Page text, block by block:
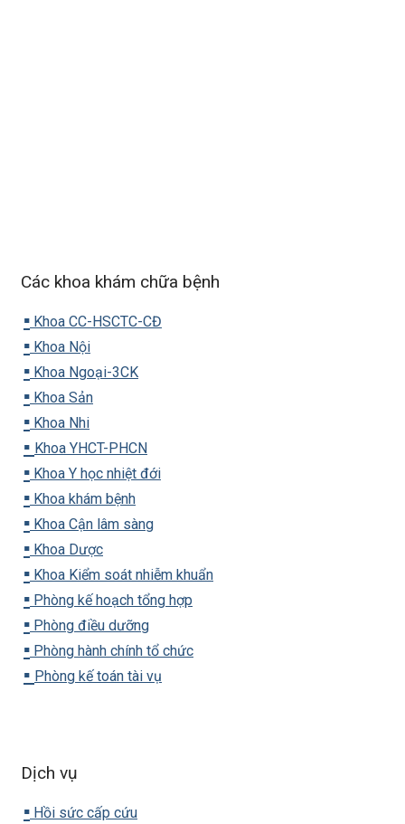
Các khoa khám chữa bệnh
▪️ Khoa CC-HSCTC-CĐ
▪️ Khoa Nội
▪️ Khoa Ngoại-3CK
▪️ Khoa Sản
▪️ Khoa Nhi
▪️ Khoa YHCT-PHCN
▪️ Khoa Y học nhiệt đới
▪️ Khoa khám bệnh
▪️ Khoa Cận lâm sàng
▪️ Khoa Dược
▪️ Khoa Kiểm soát nhiễm khuẩn
▪️ Phòng kế hoạch tổng hợp
▪️ Phòng điều dưỡng
▪️ Phòng hành chính tổ chức
▪️ Phòng kế toán tài vụ
Dịch vụ
▪️ Hồi sức cấp cứu